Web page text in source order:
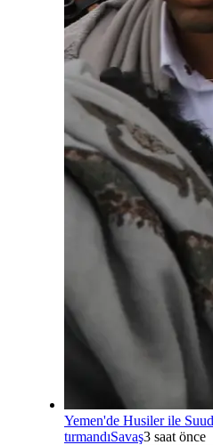
Yemen'de Husiler ile
tırmandıSavaş3 saat önce